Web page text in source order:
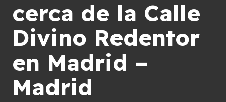
cerca de la Calle
Divino Redentor
en Madrid –
Madrid